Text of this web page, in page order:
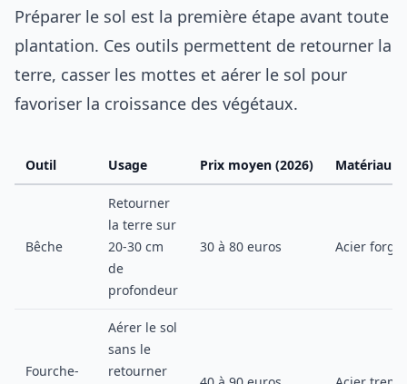
Préparer le sol est la première étape avant toute
plantation. Ces outils permettent de retourner la
terre, casser les mottes et aérer le sol pour
favoriser la croissance des végétaux.
Outil Usage Prix moyen (2026) Matériau
Bêche
Retourner
la terre sur
20-30 cm
de
profondeur
30 à 80 euros Acier forgé
Fourche-
Aérer le sol
sans le
retourner